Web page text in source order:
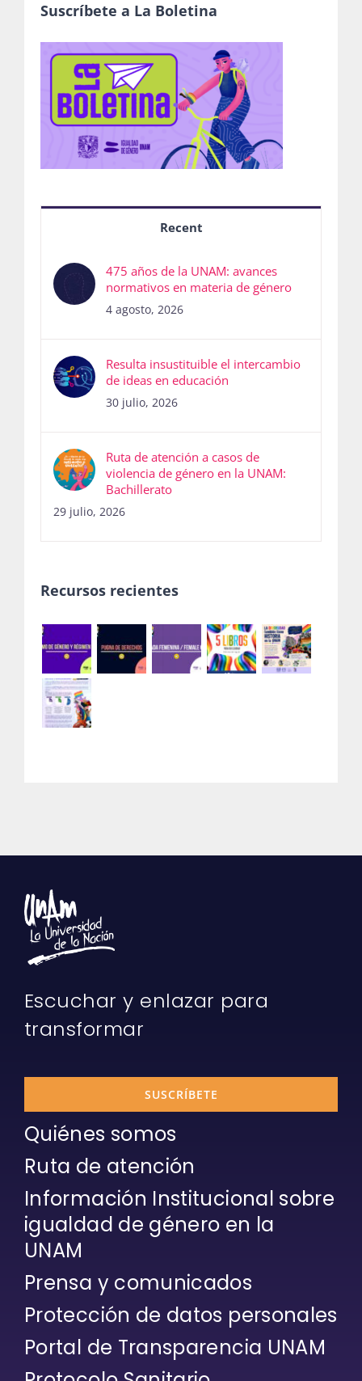
Suscríbete a La Boletina
Recent
475 años de la UNAM: avances
normativos en materia de género
4 agosto, 2026
Resulta insustituible el intercambio
de ideas en educación
30 julio, 2026
Ruta de atención a casos de
violencia de género en la UNAM:
Bachillerato
29 julio, 2026
Recursos recientes
Escuchar y enlazar para
transformar
SUSCRÍBETE
Quiénes somos
Ruta de atención
Información Institucional sobre
igualdad de género en la
UNAM
Prensa y comunicados
Protección de datos personales
Portal de Transparencia UNAM